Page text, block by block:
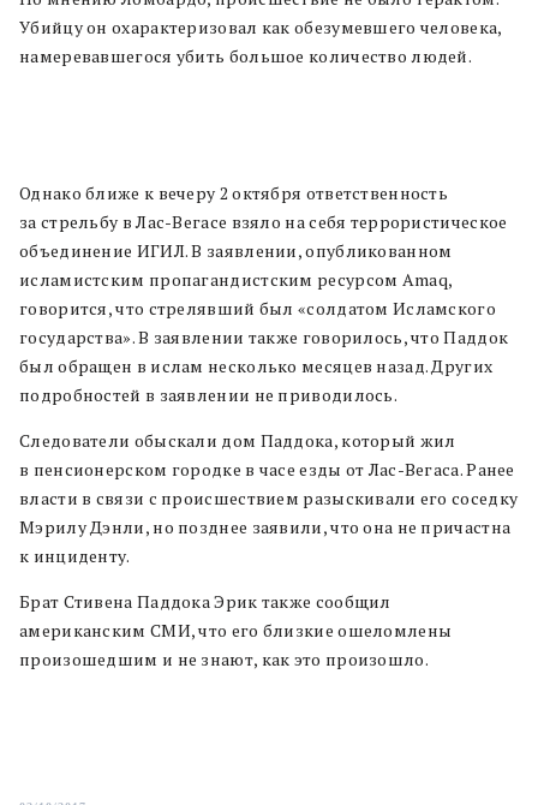
Убийцу он охарактеризовал как обезумевшего человека,
намеревавшегося убить большое количество людей.
Однако ближе к вечеру 2 октября ответственность
за стрельбу в Лас-Вегасе взяло на себя террористическое
объединение ИГИЛ. В заявлении, опубликованном
исламистским пропагандистским ресурсом Amaq,
говорится, что стрелявший был «солдатом Исламского
государства». В заявлении также говорилось, что Паддок
был обращен в ислам несколько месяцев назад. Других
подробностей в заявлении не приводилось.
Следователи обыскали дом Паддока, который жил
в пенсионерском городке в часе езды от Лас-Вегаса. Ранее
власти в связи с происшествием разыскивали его соседку
Мэрилу Дэнли, но позднее заявили, что она не причастна
к инциденту.
Брат Стивена Паддока Эрик также сообщил
американским СМИ, что его близкие ошеломлены
произошедшим и не знают, как это произошло.